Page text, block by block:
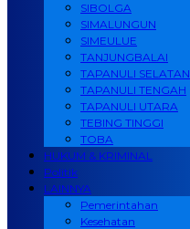
SIBOLGA
SIMALUNGUN
SIMEULUE
TANJUNGBALAI
TAPANULI SELATAN
TAPANULI TENGAH
TAPANULI UTARA
TEBING TINGGI
TOBA
HUKUM & KRIMINAL
Politik
LAINNYA
Pemerintahan
Kesehatan